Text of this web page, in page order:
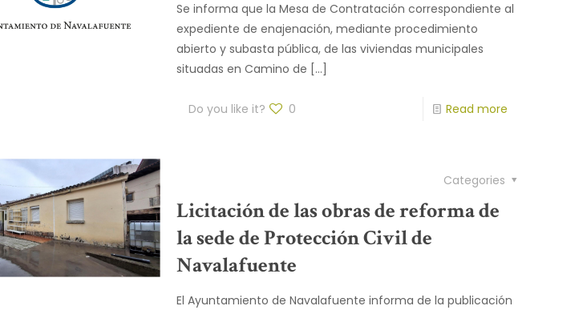
Se informa que la Mesa de Contratación correspondiente al
expediente de enajenación, mediante procedimiento
abierto y subasta pública, de las viviendas municipales
situadas en Camino de […]
Do you like it? 0 Read more
Categories
Licitación de las obras de reforma de
la sede de Protección Civil de
Navalafuente
El Ayuntamiento de Navalafuente informa de la publicación